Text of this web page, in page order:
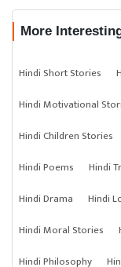
More
Hindi Short Stories
Hindi Motivational
Hindi Children Stories
Hindi Poems
Hindi
Hindi Drama
Hindi
Hindi Moral Stories
Hindi Philosophy